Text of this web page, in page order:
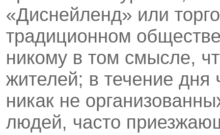
«Диснейленд» или
традиционном
никому в том смысле,
жителей; в течение дня
никак не
людей, часто